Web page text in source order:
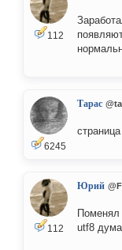
112
6245
Тарас
112
Юрий
Поменял
utf8